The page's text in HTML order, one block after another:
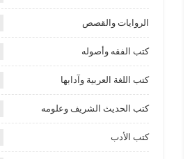
الروايات والقصص
كتب الفقه وأصوله
كتب اللغة العربية وآدابها
كتب الحديث الشريف وعلومه
كتب الأدب